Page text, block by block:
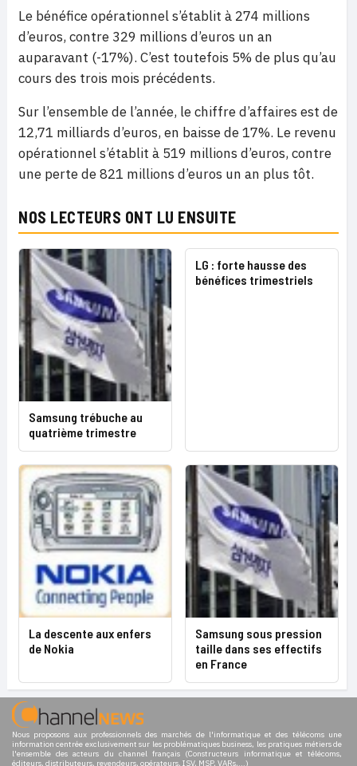
Le bénéfice opérationnel s’établit à 274 millions
d’euros, contre 329 millions d’euros un an
auparavant (-17%). C’est toutefois 5% de plus qu’au
cours des trois mois précédents.
Sur l’ensemble de l’année, le chiffre d’affaires est de
12,71 milliards d’euros, en baisse de 17%. Le revenu
opérationnel s’établit à 519 millions d’euros, contre
une perte de 821 millions d’euros un an plus tôt.
NOS LECTEURS ONT LU ENSUITE
Samsung trébuche au
quatrième trimestre
LG : forte hausse des
bénéfices trimestriels
La descente aux enfers
de Nokia
Samsung sous pression
taille dans ses effectifs
en France
Nous proposons aux professionnels des marchés de l'informatique et des télécoms une
information centrée exclusivement sur les problématiques business, les pratiques métiers de
l'ensemble des acteurs du channel français (Constructeurs informatique et télécoms,
éditeurs, distributeurs, revendeurs, opérateurs, ISV, MSP, VARs,...)